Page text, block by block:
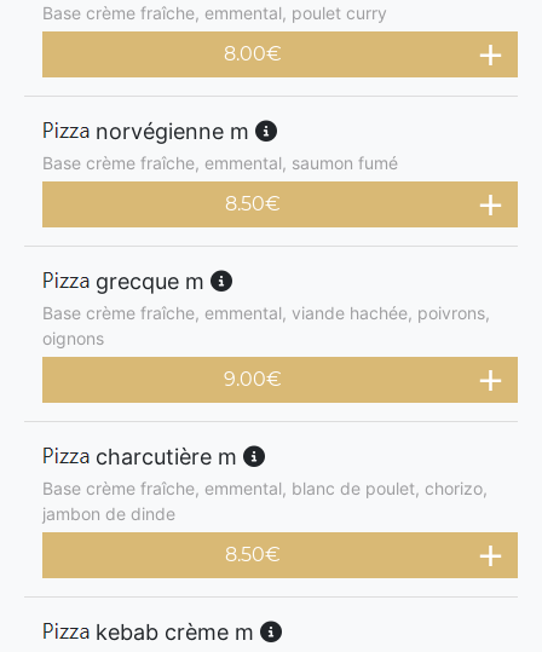
Base crème fraîche, emmental, poulet curry
8.00€
norvégienne m
Base crème fraîche, emmental, saumon fumé
8.50€
grecque m
Base crème fraîche, emmental, viande hachée, poivrons,
oignons
9.00€
charcutière m
Base crème fraîche, emmental, blanc de poulet, chorizo,
jambon de dinde
8.50€
kebab crème m